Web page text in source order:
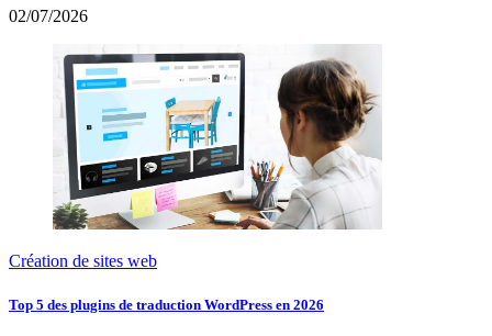
02/07/2026
Création de sites web
Top 5 des plugins de traduction WordPress en 2026